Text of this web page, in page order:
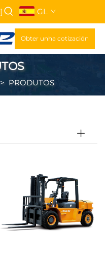
GL
Obter unha cotización
PRODUTOS